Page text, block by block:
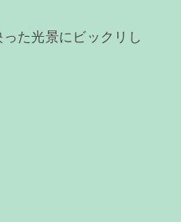
た光景にビックリし